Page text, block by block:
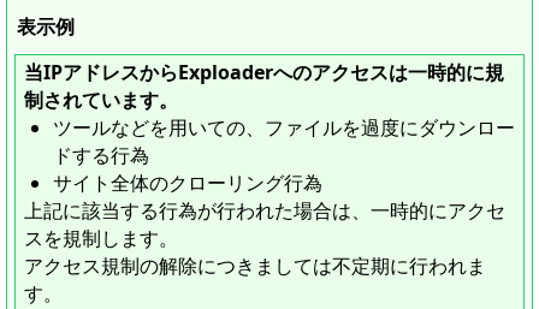
表示例
当IPアドレスからExploaderへのアクセスは一時的に規
制されています。
ツールなどを用いての、ファイルを過度にダウンロー
ドする行為
サイト全体のクローリング行為
上記に該当する行為が行われた場合は、一時的にアクセ
スを規制します。
アクセス規制の解除につきましては不定期に行われま
す。